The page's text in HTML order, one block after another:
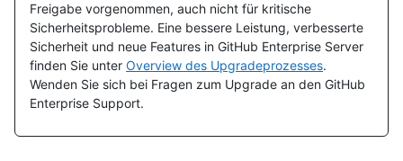
Freigabe vorgenommen, auch nicht für kritische
Sicherheitsprobleme. Eine bessere Leistung, verbesserte
Sicherheit und neue Features in GitHub Enterprise Server
finden Sie unter Overview des Upgradeprozesses.
Wenden Sie sich bei Fragen zum Upgrade an den GitHub
Enterprise Support.